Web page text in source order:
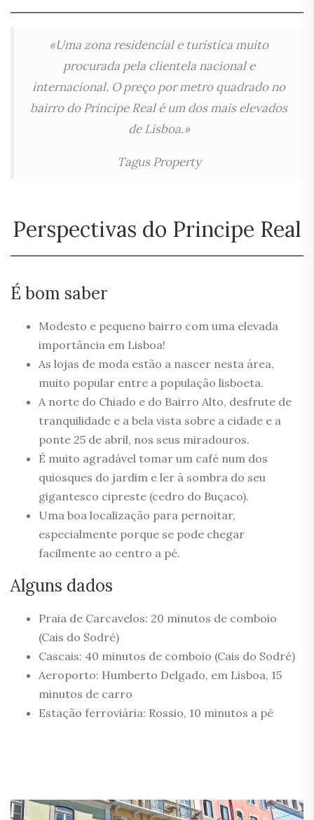
«Uma zona residencial e turística muito
procurada pela clientela nacional e
internacional. O preço por metro quadrado no
bairro do Principe Real é um dos mais elevados
de Lisboa.»
Tagus Property
Perspectivas do Principe Real
É bom saber
Modesto e pequeno bairro com uma elevada
importância em Lisboa!
As lojas de moda estão a nascer nesta área,
muito popular entre a população lisboeta.
A norte do Chiado e do Bairro Alto, desfrute de
tranquilidade e a bela vista sobre a cidade e a
ponte 25 de abril, nos seus miradouros.
É muito agradável tomar um café num dos
quiosques do jardim e ler à sombra do seu
gigantesco cipreste (cedro do Buçaco).
Uma boa localização para pernoitar,
especialmente porque se pode chegar
facilmente ao centro a pé.
Alguns dados
Praia de Carcavelos: 20 minutos de comboio
(Cais do Sodré)
Cascais: 40 minutos de comboio (Cais do Sodré)
Aeroporto: Humberto Delgado, em Lisboa, 15
minutos de carro
Estação ferroviária: Rossio, 10 minutos a pé